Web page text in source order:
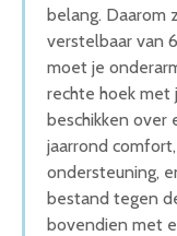
belang. Daarom
verstelbaar van
moet je
rechte hoek met
beschikken over
jaarrond
ondersteuning,
bestand tegen
bovendien met